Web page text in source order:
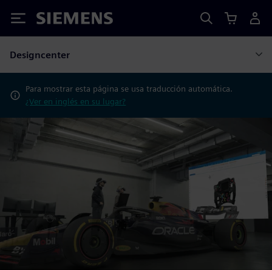
Siemens
Designcenter
Para mostrar esta página se usa traducción automática.
¿Ver en inglés en su lugar?